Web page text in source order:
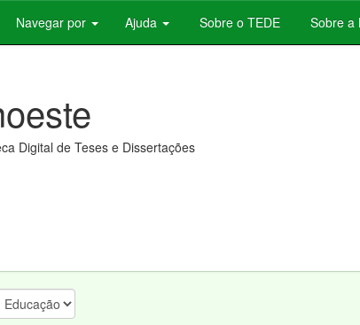
Navegar por Ajuda Sobre o TEDE Sobre a
Digital de Teses e Dissertações